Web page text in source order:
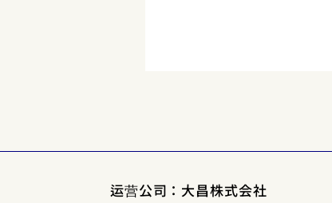
运营公司：大昌株式会社